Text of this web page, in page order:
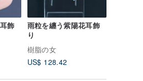
飾
雨粒を纏う紫陽花耳飾
り
樹脂の女
US$ 128.42